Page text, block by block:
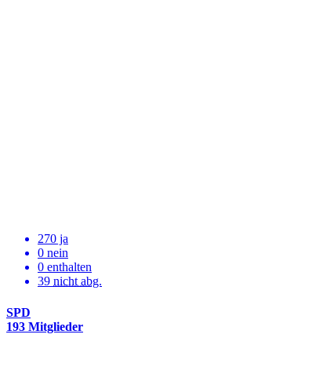
270 ja
0 nein
0 enthalten
39 nicht abg.
SPD
193 Mitglieder